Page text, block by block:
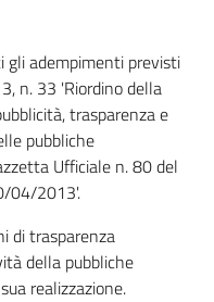
gli adempimenti previsti
n. 33 'Riordino della
trasparenza e
pubbliche
Ufficiale n. 80 del
04/2013'.
di trasparenza
della pubbliche
realizzazione.